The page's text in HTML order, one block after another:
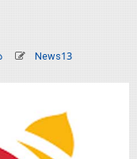
News13